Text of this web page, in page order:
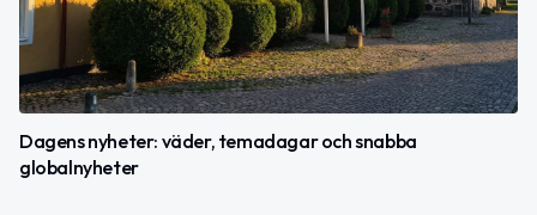
Dagens nyheter: väder, temadagar och snabba
globalnyheter